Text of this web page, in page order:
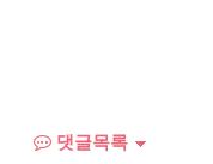
댓글목록